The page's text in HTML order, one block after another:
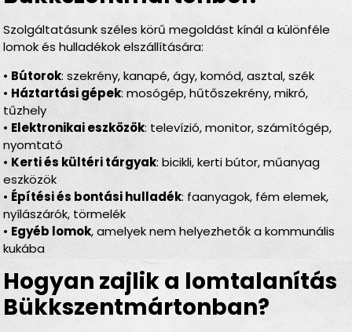
Szolgáltatásunk széles körű megoldást kínál a különféle
lomok és hulladékok elszállítására:
• Bútorok: szekrény, kanapé, ágy, komód, asztal, szék
• Háztartási gépek: mosógép, hűtőszekrény, mikró,
tűzhely
• Elektronikai eszközök: televízió, monitor, számítógép,
nyomtató
• Kerti és kültéri tárgyak: bicikli, kerti bútor, műanyag
eszközök
• Építési és bontási hulladék: faanyagok, fém elemek,
nyílászárók, törmelék
• Egyéb lomok, amelyek nem helyezhetők a kommunális
kukába
Hogyan zajlik a lomtalanítás
Bükkszentmártonban?